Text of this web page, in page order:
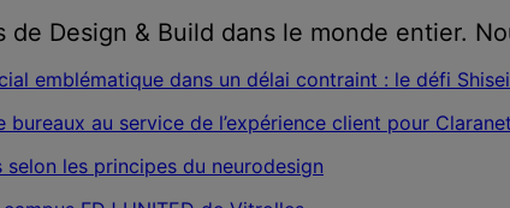
de Design & Build dans le monde entier.